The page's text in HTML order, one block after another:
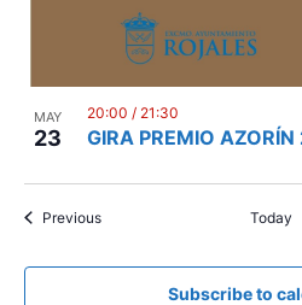
MAY
23 GIRA PREMIO
20:00 / 21:30
PreviousEvents Today
Subscribe to